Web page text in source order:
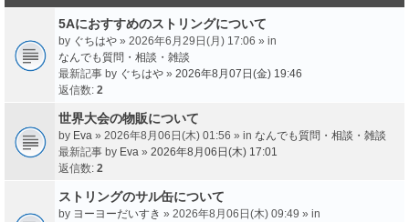
5Aにおすすめのストリングについて
by ぐちはや » 2026年6月29日(月) 17:06 » in
なんでも質問・相談・雑談
最新記事 by ぐちはや » 2026年8月07日(金) 19:46
返信数: 2
世界大会の物販について
by Eva » 2026年8月06日(木) 01:56 » in なんでも質問・相談・雑談
最新記事 by Eva » 2026年8月06日(木) 17:01
返信数: 2
ストリングのサル缶について
by ヨーヨーだいすき » 2026年8月06日(木) 09:49 » in